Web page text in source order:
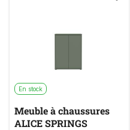
En stock
Meuble à chaussures
ALICE SPRINGS